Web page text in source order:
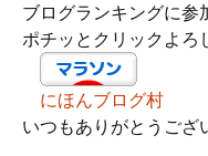
ブログランキングに参
ポチッとクリックよろ
にほんブログ村
いつもありがとうござ